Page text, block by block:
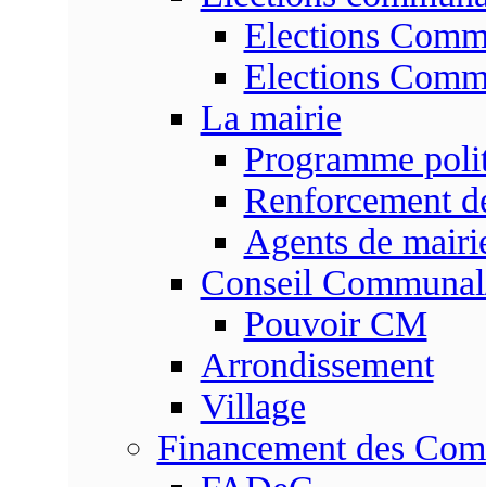
Elections
Elections
La mairie
Programme
Renforcement
Agents de
Conseil
Pouvoir CM
Arrondissement
Village
Financement des